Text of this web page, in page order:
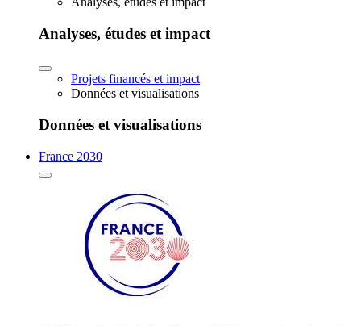
Analyses, études et impact
Projets financés et impact
Données et visualisations
Données et visualisations
France 2030